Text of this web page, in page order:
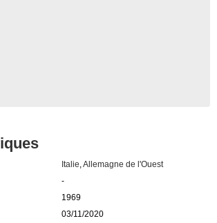
Italie,Allemagne de l'Ouest
-
1969
03/11/2020